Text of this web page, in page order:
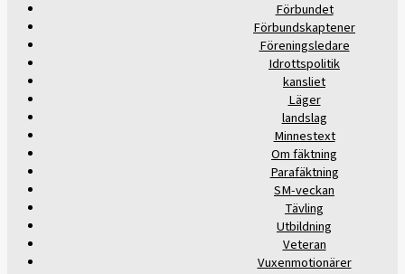
Förbundet
Förbundskaptener
Föreningsledare
Idrottspolitik
kansliet
Läger
landslag
Minnestext
Om fäktning
Parafäktning
SM-veckan
Tävling
Utbildning
Veteran
Vuxenmotionärer